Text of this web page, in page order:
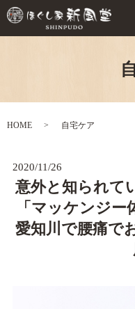
HOME 自宅ケア
2020/11/26
意外と知られて
「マッケンジ
愛知川で腰痛で